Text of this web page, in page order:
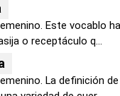
Este vocablo
o receptáculo q...
La definición